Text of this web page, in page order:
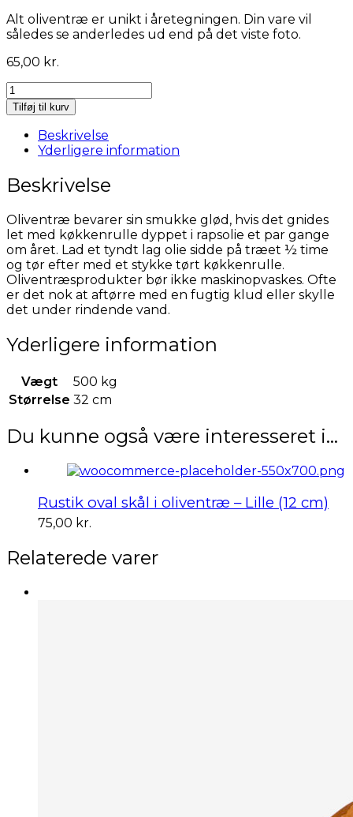
Alt oliventræ er unikt i åretegningen. Din vare vil
således se anderledes ud end på det viste foto.
65,00 kr.
Grydeske
-
Oliventræ
antal
Tilføj til kurv
Beskrivelse
Yderligere information
Beskrivelse
Oliventræ bevarer sin smukke glød, hvis det gnides
let med køkkenrulle dyppet i rapsolie et par gange
om året. Lad et tyndt lag olie sidde på træet ½ time
og tør efter med et stykke tørt køkkenrulle.
Oliventræsprodukter bør ikke maskinopvaskes. Ofte
er det nok at aftørre med en fugtig klud eller skylle
det under rindende vand.
Yderligere information
Vægt
500 kg
Størrelse 32 cm
Du kunne også være interesseret i…
Rustik oval skål i oliventræ – Lille (12 cm)
75,00 kr.
Relaterede varer